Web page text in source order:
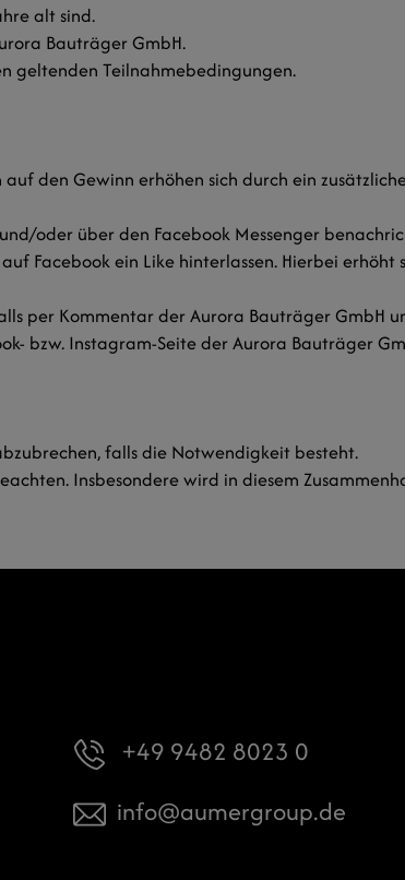
alt sind.
Bauträger GmbH.
geltenden Teilnahmebedingungen.
den Gewinn erhöhen sich durch ein
oder über den Facebook Messenger
Facebook ein Like hinterlassen. Hierbei erhöht
per Kommentar der Aurora Bauträger GmbH
bzw. Instagram-Seite der Aurora Bauträger
falls die Notwendigkeit besteht.
Insbesondere wird in diesem
+49 9482 8023 0
info
aumergroup.de